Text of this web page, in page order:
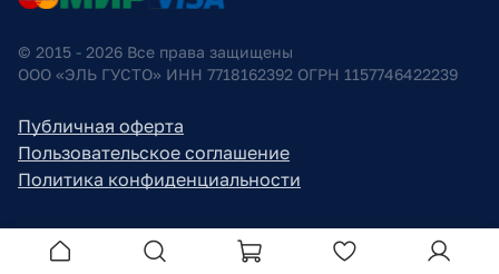
© 2015 - 2026 Все права защищены
ООО «ЭЛЬ ГУСТО» ИНН 7718162392 ОГРН 1157746422239
Публичная оферта
Пользовательское соглашение
Политика конфиденциальности